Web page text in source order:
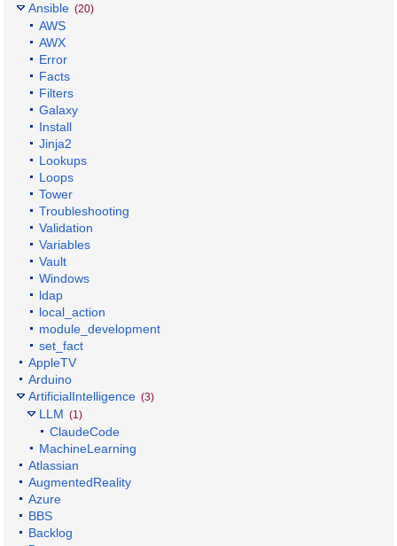
Ansible (20)
AWS
AWX
Error
Facts
Filters
Galaxy
Install
Jinja2
Lookups
Loops
Tower
Troubleshooting
Validation
Variables
Vault
Windows
ldap
local_action
module_development
set_fact
AppleTV
Arduino
ArtificialIntelligence (3)
LLM (1)
ClaudeCode
MachineLearning
Atlassian
AugmentedReality
Azure
BBS
Backlog